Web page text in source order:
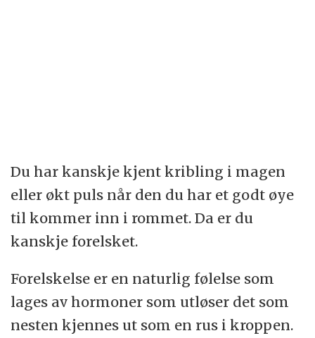
Du har kanskje kjent kribling i magen
eller økt puls når den du har et godt øye
til kommer inn i rommet. Da er du
kanskje forelsket.
Forelskelse er en naturlig følelse som
lages av hormoner som utløser det som
nesten kjennes ut som en rus i kroppen.